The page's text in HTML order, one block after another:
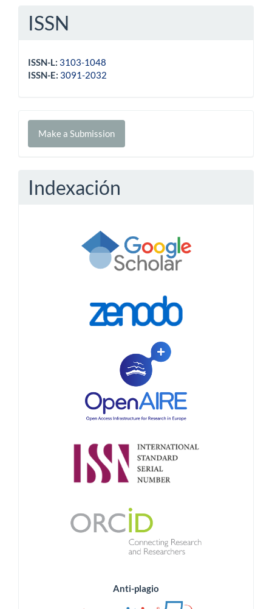
ISSN
ISSN-L: 3103-1048
ISSN-E: 3091-2032
Make
Make a Submission
Indexación
Anti-plagio